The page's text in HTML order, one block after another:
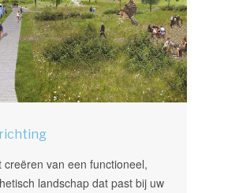
creëren van een functioneel,
landschap dat past bij uw